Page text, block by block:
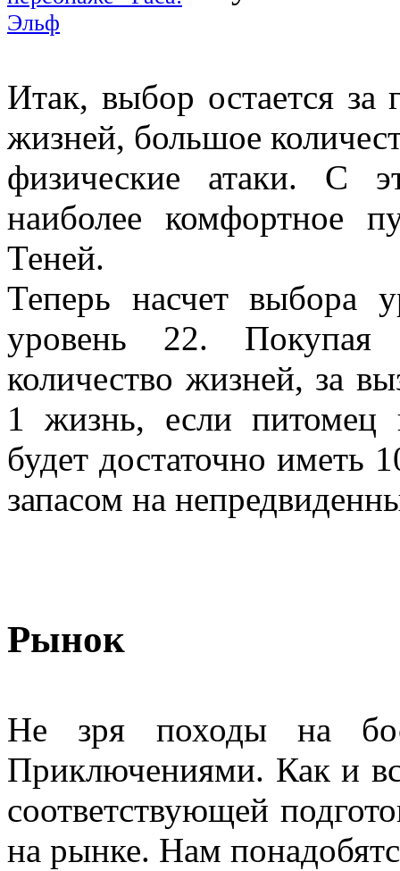
Итак, выбор остается
жизней, большое
физические атаки. С
наиболее комфортное
Теней.
Теперь насчет выбора
уровень 22. Покупая
количество жизней, за
1 жизнь, если питомец
будет достаточно иметь
запасом на
Рынок
Не зря походы на
Приключениями. Как и
соответствующей
на рынке. Нам